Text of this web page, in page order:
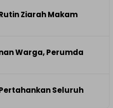
Ziarah Makam
Warga, Perumda
Seluruh